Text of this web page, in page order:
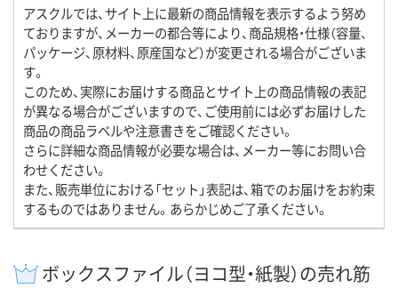
アスクルでは、サイト上に最新の商品情報を表示するよう努め
ておりますが、メーカーの都合等により、商品規格・仕様（容量、
パッケージ、原材料、原産国など）が変更される場合がございま
す。
このため、実際にお届けする商品とサイト上の商品情報の表記
が異なる場合がございますので、ご使用前には必ずお届けした
商品の商品ラベルや注意書きをご確認ください。
さらに詳細な商品情報が必要な場合は、メーカー等にお問い合
わせください。
また、販売単位における「セット」表記は、箱でのお届けをお約束
するものではありません。あらかじめご了承ください。
ボックスファイル（ヨコ型・紙製）の売れ筋